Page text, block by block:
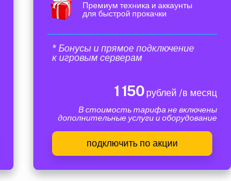
Премиум техника и аккаунты
для быстрой прокачки
* Бонусы и прямое подключение
к игровым серверам
1 150рублей /в месяц
В стоимость тарифа не включены
дополнительные услуги и оборудование
подключить по акции